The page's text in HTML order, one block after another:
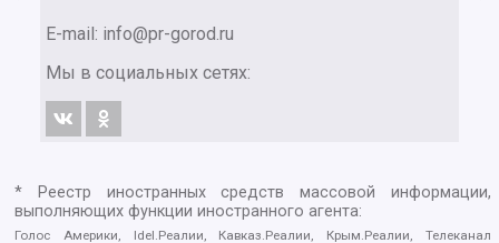
E-mail: info@pr-gorod.ru
Мы в социальных сетях:
* Реестр иностранных средств массовой информации,
выполняющих функции иностранного агента:
Голос Америки, Idel.Реалии, Кавказ.Реалии, Крым.Реалии, Телеканал